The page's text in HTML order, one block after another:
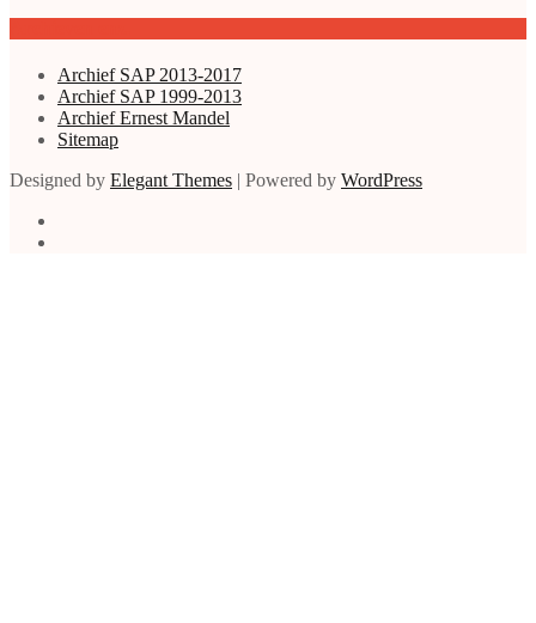
Archief SAP 2013-2017
Archief SAP 1999-2013
Archief Ernest Mandel
Sitemap
Designed by Elegant Themes | Powered by WordPress